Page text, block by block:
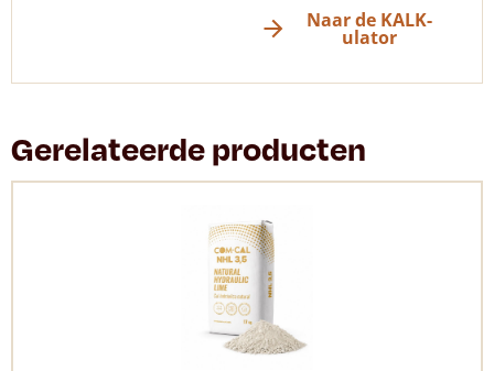
Naar de KALK-
ulator
Gerelateerde producten